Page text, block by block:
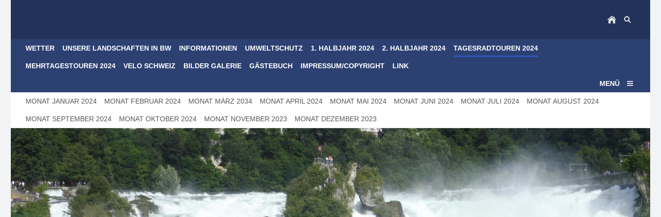
WETTER UNSERE LANDSCHAFTEN IN BW INFORMATIONEN UMWELTSCHUTZ 1. HALBJAHR 2024 2. HALBJAHR 2024 TAGESRADTOUREN 2024
MEHRTAGESTOUREN 2024 VELO SCHWEIZ BILDER GALERIE GÄSTEBUCH IMPRESSUM/COPYRIGHT LINK
MENÜ
MONAT JANUAR 2024 MONAT FEBRUAR 2024 MONAT MÄRZ 2034 MONAT APRIL 2024 MONAT MAI 2024 MONAT JUNI 2024 MONAT JULI 2024 MONAT AUGUST 2024
MONAT SEPTEMBER 2024 MONAT OKTOBER 2024 MONAT NOVEMBER 2023 MONAT DEZEMBER 2023